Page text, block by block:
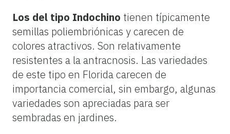
Los del tipo Indochino tienen típicamente
semillas poliembriónicas y carecen de
colores atractivos. Son relativamente
resistentes a la antracnosis. Las variedades
de este tipo en Florida carecen de
importancia comercial, sin embargo, algunas
variedades son apreciadas para ser
sembradas en jardines.